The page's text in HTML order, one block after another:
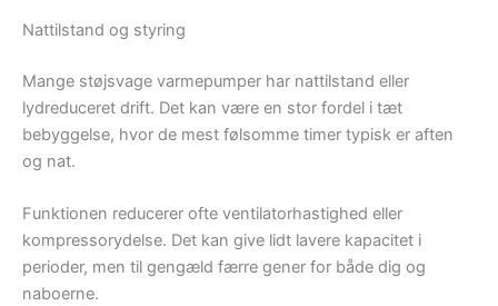
Nattilstand og styring
Mange støjsvage varmepumper har nattilstand eller
lydreduceret drift. Det kan være en stor fordel i tæt
bebyggelse, hvor de mest følsomme timer typisk er aften
og nat.
Funktionen reducerer ofte ventilatorhastighed eller
kompressorydelse. Det kan give lidt lavere kapacitet i
perioder, men til gengæld færre gener for både dig og
naboerne.